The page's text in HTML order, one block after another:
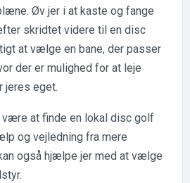
Øv jer i at kaste og fange
skridtet videre til en disc
at vælge en bane, der passer
der er mulighed for at leje
jeres eget.
være at finde en lokal disc golf
og vejledning fra mere
også hjælpe jer med at vælge